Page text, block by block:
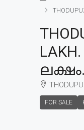
ലക്ഷം.
FOR SALE